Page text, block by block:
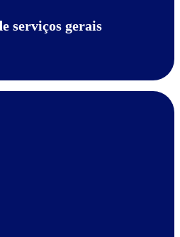
serviços gerais